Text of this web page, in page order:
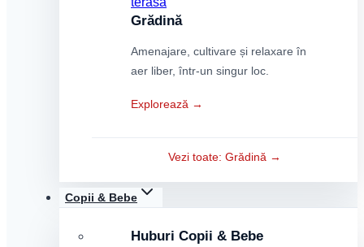
Grădină
Amenajare, cultivare și relaxare în
aer liber, într-un singur loc.
Explorează →
Vezi toate: Grădină →
Copii & Bebe
Huburi Copii & Bebe